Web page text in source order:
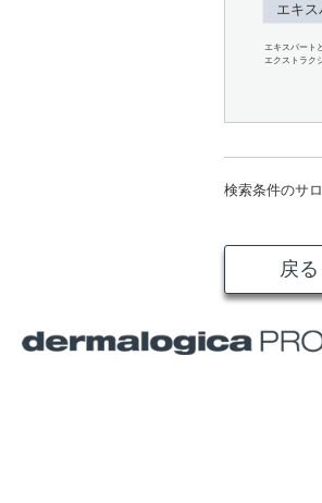
エキス
エキスパート
エクストラク
検索条件のサ
戻る